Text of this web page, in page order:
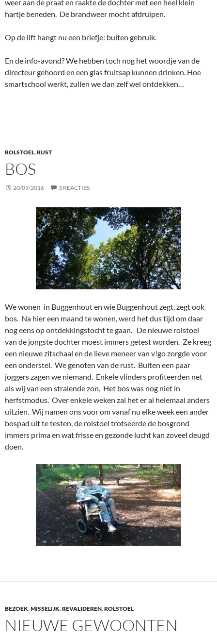
weer aan de praat en raakte de dochter met een heel klein
hartje beneden. De brandweer mocht afdruipen.
Op de lift hangt nu een briefje: buiten gebruik.
En de info-avond? We hebben toch nog het woordje van de
directeur gehoord en een glas fruitsap kunnen drinken. Hoe
smartschool werkt, zullen we dan zelf wel ontdekken…
ROLSTOEL,RUST
BOS
20/09/2016 3 REACTIES
We wonen in Buggenhout en wie Buggenhout zegt, zegt ook
bos. Na hier een maand te wonen, werd het dus tijd om daar
nog eens op ontdekkingstocht te gaan. De nieuwe rolstoel
van de jongste dochter moest immers getest worden. Ze kreeg
een nieuwe zitschaal en de lieve meneer van v!go zorgde voor
een onderstel. We genoten van de rust. Buiten een paar
joggers zagen we niemand. Enkele vlinders profiteerden net
als wij van een stralende zon. Het bos was nog niet in
herfstmodus. Over enkele weken zal het er al helemaal anders
uitzien. Wij namen ons voor om vanaf nu elke week een ander
bospad uit te testen, de rolstoel trotseerde de bosgrond
immers prima en wat frisse en gezonde lucht kan zoveel deugd
doen.
BEZOEK,MISSELIJK,REVALIDEREN,ROLSTOEL
NIEUWE GEWOONTEN